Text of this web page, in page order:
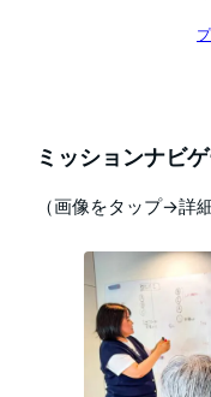
ミッションナビ
（画像をタップ→詳細